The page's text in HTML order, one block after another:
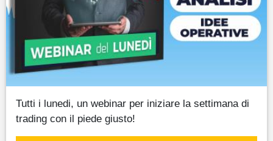
Tutti i lunedi, un webinar per iniziare la settimana di
trading con il piede giusto!